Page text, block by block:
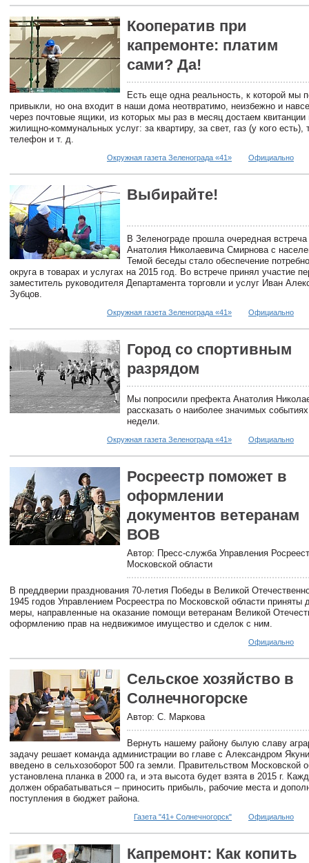
Кооператив при
капремонте: платим
сами? Да!
Есть еще одна реальность, к которой мы
привыкли, но она входит в наши дома неотвратимо, неизбежно и
через почтовые ящики, из которых мы раз в месяц достаем квитанции
жилищно-коммунальных услуг: за квартиру, за свет, газ (у кого есть),
телефон и т. д.
Окружная газета Зеленограда «41» Официально
Выбирайте!
В Зеленограде прошла очередная
Анатолия Николаевича Смирнова с
Темой беседы стало обеспечение
округа в товарах и услугах на 2015 год. Во встрече принял участие
заместитель руководителя Департамента торговли и услуг Иван
Зубцов.
Окружная газета Зеленограда «41» Официально
Город со спортивным
разрядом
Мы попросили префекта Анатолия
рассказать о наиболее значимых
недели.
Окружная газета Зеленограда «41» Официально
Росреестр поможет в
оформлении
документов ветеранам
ВОВ
Автор: Пресс-служба Управления
Московской области
В преддверии празднования 70-летия Победы в Великой
1945 годов Управлением Росреестра по Московской области приняты
меры, направленные на оказание помощи ветеранам Великой
оформлению прав на недвижимое имущество и сделок с ним.
Официально
Сельское хозяйство в
Солнечногорске
Автор: С. Маркова
Вернуть нашему району былую славу
задачу решает команда администрации во главе с Александром
введено в сельхозоборот 500 га земли. Правительством Московской
установлена планка в 2000 га, и эта высота будет взята в 2015 г.
должен обрабатываться – приносить прибыль, рабочие места и
поступления в бюджет района.
Газета "41+ Солнечногорск" Официально
Капремонт: Как копить